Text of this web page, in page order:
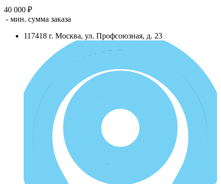
40 000 ₽
- мин. сумма заказа
117418 г. Москва, ул. Профсоюзная, д. 23